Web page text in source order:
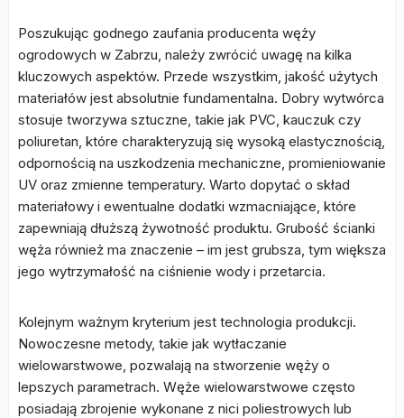
Poszukując godnego zaufania producenta węży
ogrodowych w Zabrzu, należy zwrócić uwagę na kilka
kluczowych aspektów. Przede wszystkim, jakość użytych
materiałów jest absolutnie fundamentalna. Dobry wytwórca
stosuje tworzywa sztuczne, takie jak PVC, kauczuk czy
poliuretan, które charakteryzują się wysoką elastycznością,
odpornością na uszkodzenia mechaniczne, promieniowanie
UV oraz zmienne temperatury. Warto dopytać o skład
materiałowy i ewentualne dodatki wzmacniające, które
zapewniają dłuższą żywotność produktu. Grubość ścianki
węża również ma znaczenie – im jest grubsza, tym większa
jego wytrzymałość na ciśnienie wody i przetarcia.
Kolejnym ważnym kryterium jest technologia produkcji.
Nowoczesne metody, takie jak wytłaczanie
wielowarstwowe, pozwalają na stworzenie węży o
lepszych parametrach. Węże wielowarstwowe często
posiadają zbrojenie wykonane z nici poliestrowych lub